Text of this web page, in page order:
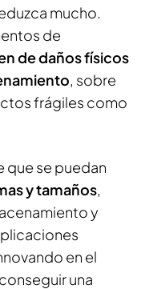
mucho.
de
de daños físicos
, sobre
frágiles como
que se puedan
y tamaños,
y
en el
una